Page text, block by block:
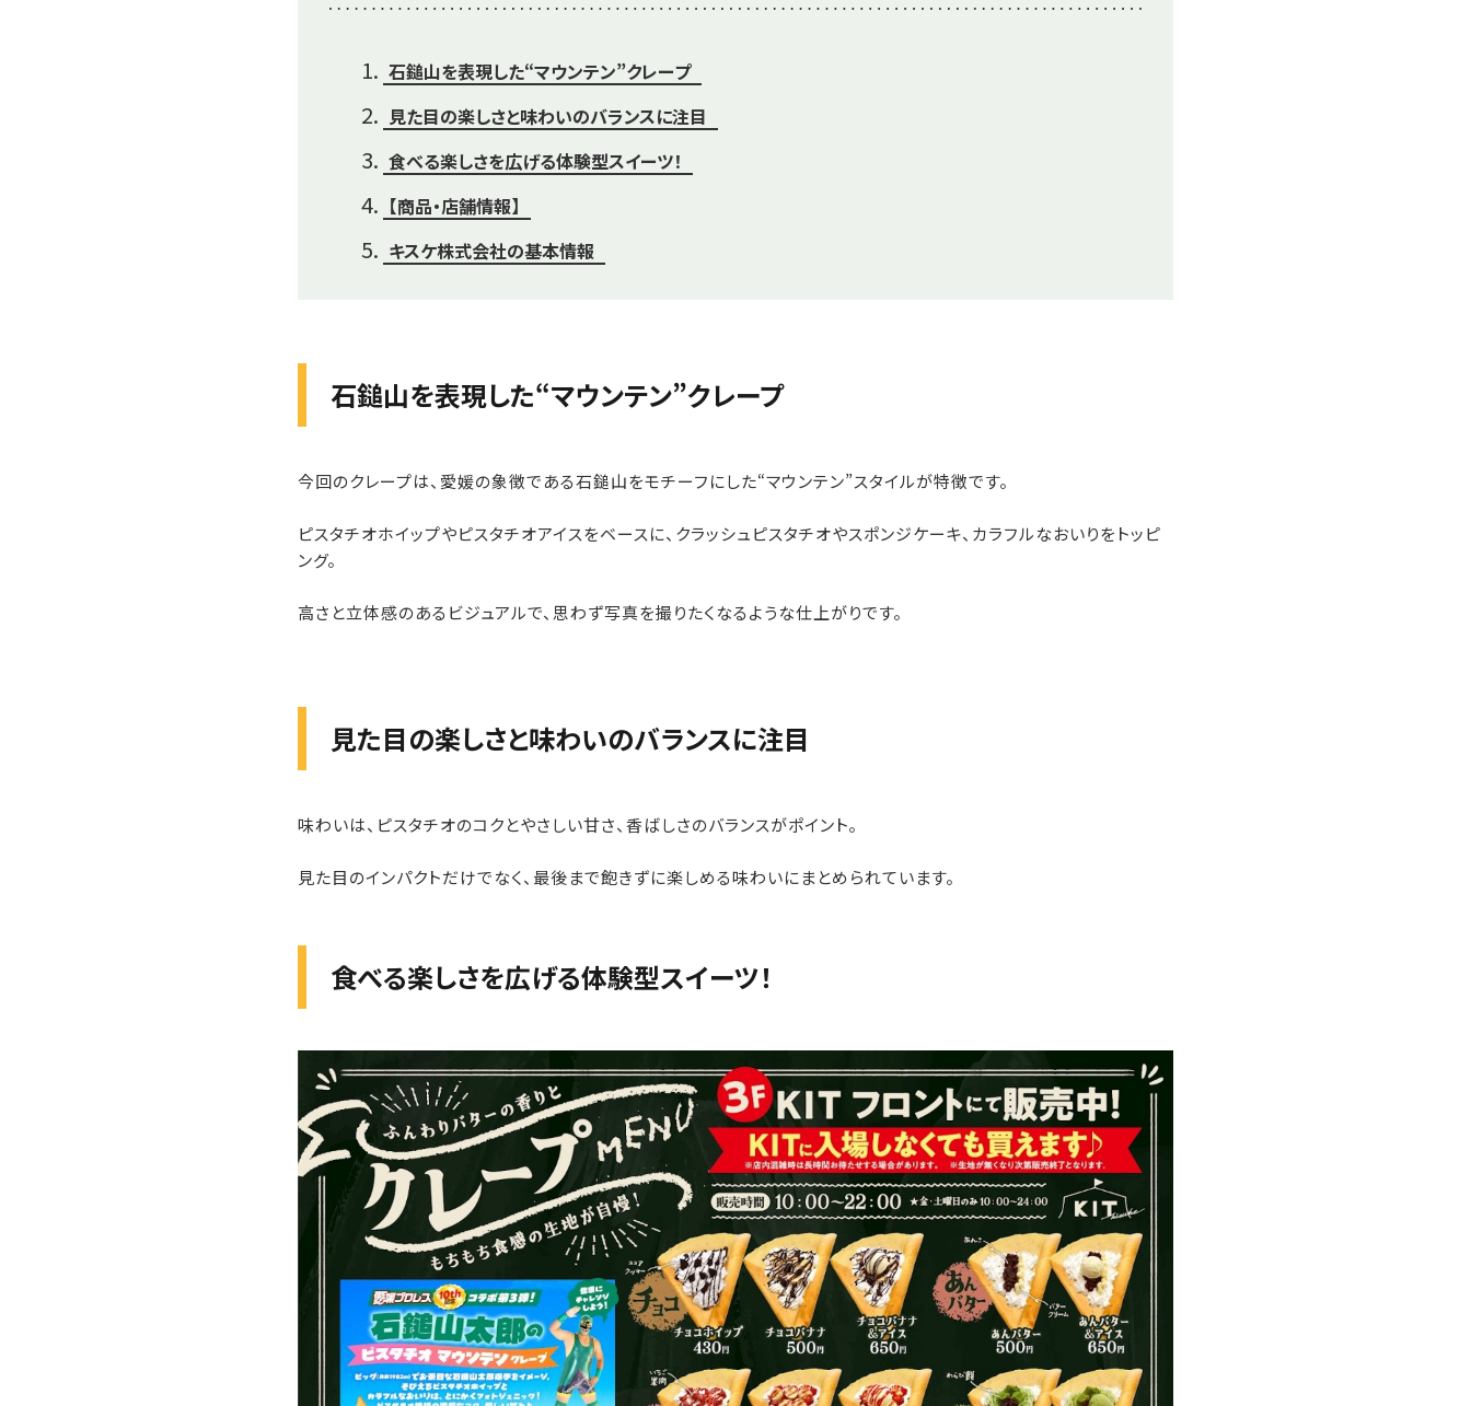
石鎚山を表現した“マウンテン”クレープ
見た目の楽しさと味わいのバランスに注目
食べる楽しさを広げる体験型スイーツ！
【商品・店舗情報】
キスケ株式会社の基本情報
石鎚山を表現した“マウンテン”クレープ
今回のクレープは、愛媛の象徴である石鎚山をモチーフにした“マウンテン”スタイルが特徴です。
ピスタチオホイップやピスタチオアイスをベースに、クラッシュピスタチオやスポンジケーキ、カラフルなおいりをトッピ
ング。
高さと立体感のあるビジュアルで、思わず写真を撮りたくなるような仕上がりです。
見た目の楽しさと味わいのバランスに注目
味わいは、ピスタチオのコクとやさしい甘さ、香ばしさのバランスがポイント。
見た目のインパクトだけでなく、最後まで飽きずに楽しめる味わいにまとめられています。
食べる楽しさを広げる体験型スイーツ！